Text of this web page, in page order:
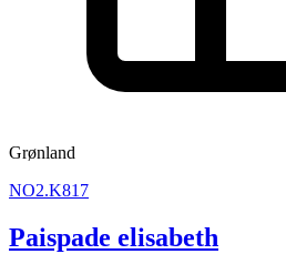
Grønland
NO2.K817
Paispade elisabeth